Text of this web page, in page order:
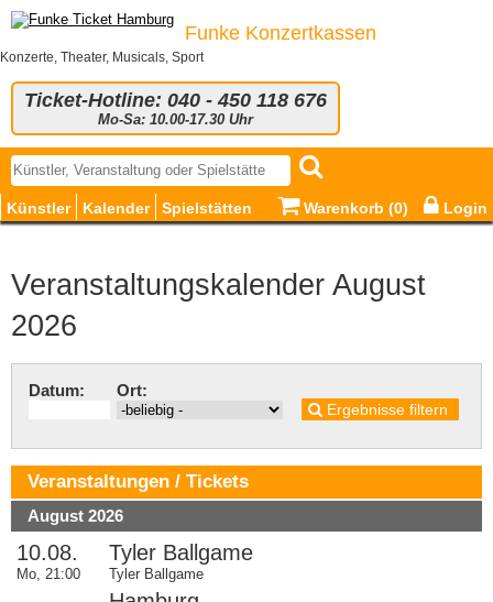
Funke Konzertkassen
Konzerte, Theater, Musicals, Sport
Ticket-Hotline: 040 - 450 118 676
Mo-Sa: 10.00-17.30 Uhr
Künstler Kalender Spielstätten Warenkorb (0) Login
Veranstaltungskalender August
2026
Datum: Ort:
Ergebnisse filtern
Veranstaltungen / Tickets
August 2026
10.08.
Mo, 21:00
Tyler Ballgame
Tyler Ballgame